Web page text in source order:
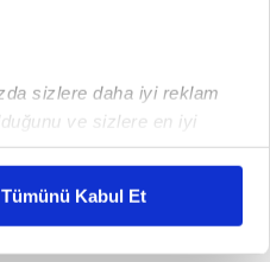
sizlere daha iyi reklam
ve sizlere en iyi
karşılamak
Tümünü Kabul Et